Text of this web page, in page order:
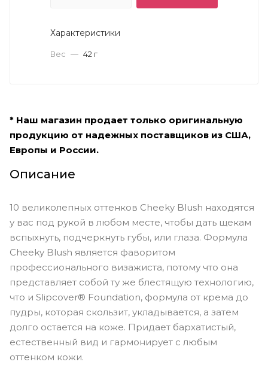
Характеристики
Вес — 42 г
* Наш магазин продает только оригинальную
продукцию от надежных поставщиков из США,
Европы и России.
Описание
10 великолепных оттенков Cheeky Blush находятся
у вас под рукой в ​​любом месте, чтобы дать щекам
вспыхнуть, подчеркнуть губы, или глаза. Формула
Cheeky Blush является фаворитом
профессионального визажиста, потому что она
представляет собой ту же блестящую технологию,
что и Slipcover® Foundation, формула от крема до
пудры, которая скользит, укладывается, а затем
долго остается на коже. Придает бархатистый,
естественный вид и гармонирует с любым
оттенком кожи.